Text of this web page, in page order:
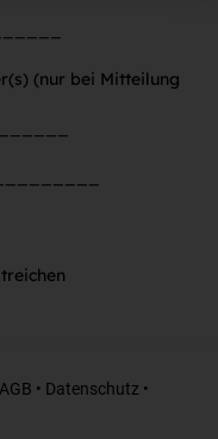
(nur bei Mitteilung
AGB • Datenschutz •